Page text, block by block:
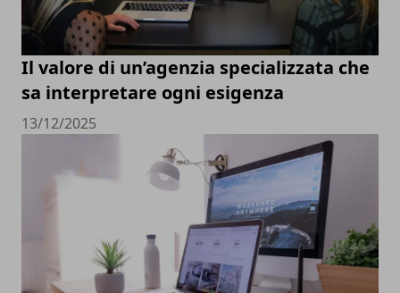
Il valore di un’agenzia specializzata che
sa interpretare ogni esigenza
13/12/2025